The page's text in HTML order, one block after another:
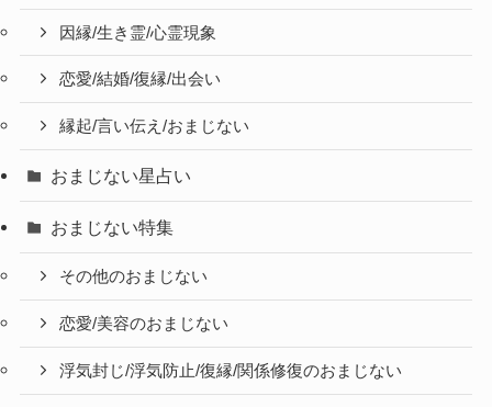
因縁/生き霊/心霊現象
恋愛/結婚/復縁/出会い
縁起/言い伝え/おまじない
おまじない星占い
おまじない特集
その他のおまじない
恋愛/美容のおまじない
浮気封じ/浮気防止/復縁/関係修復のおまじない